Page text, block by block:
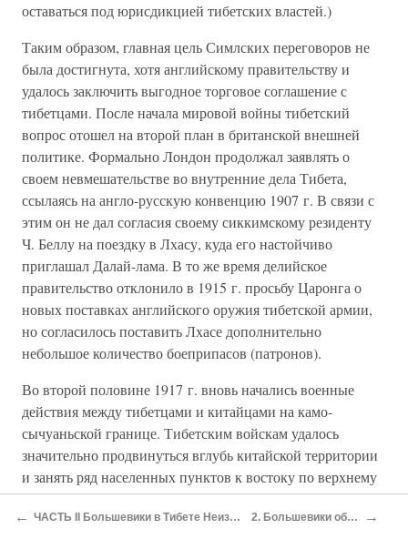
оставаться под юрисдикцией тибетских властей.)
Таким образом, главная цель Симлских переговоров не
была достигнута, хотя английскому правительству и
удалось заключить выгодное торговое соглашение с
тибетцами. После начала мировой войны тибетский
вопрос отошел на второй план в британской внешней
политике. Формально Лондон продолжал заявлять о
своем невмешательстве во внутренние дела Тибета,
ссылаясь на англо-русскую конвенцию 1907 г. В связи с
этим он не дал согласия своему сиккимскому резиденту
Ч. Беллу на поездку в Лхасу, куда его настойчиво
приглашал Далай-лама. В то же время делийское
правительство отклонило в 1915 г. просьбу Царонга о
новых поставках английского оружия тибетской армии,
но согласилось поставить Лхасе дополнительно
небольшое количество боеприпасов (патронов).
Во второй половине 1917 г. вновь начались военные
действия между тибетцами и китайцами на камо-
сычуаньской границе. Тибетским войскам удалось
значительно продвинуться вглубь китайской территории
и занять ряд населенных пунктов к востоку по верхнему
течению Янцзы. Принято считать, что своей победе
тибетцы были обязаны прежде всего новым английским
← ЧАСТЬ II Большевики в Тибете Неизвестная страница из истории тайной дипломатии Кремля 2. Большевики обращают взоры к «Стране лам» →